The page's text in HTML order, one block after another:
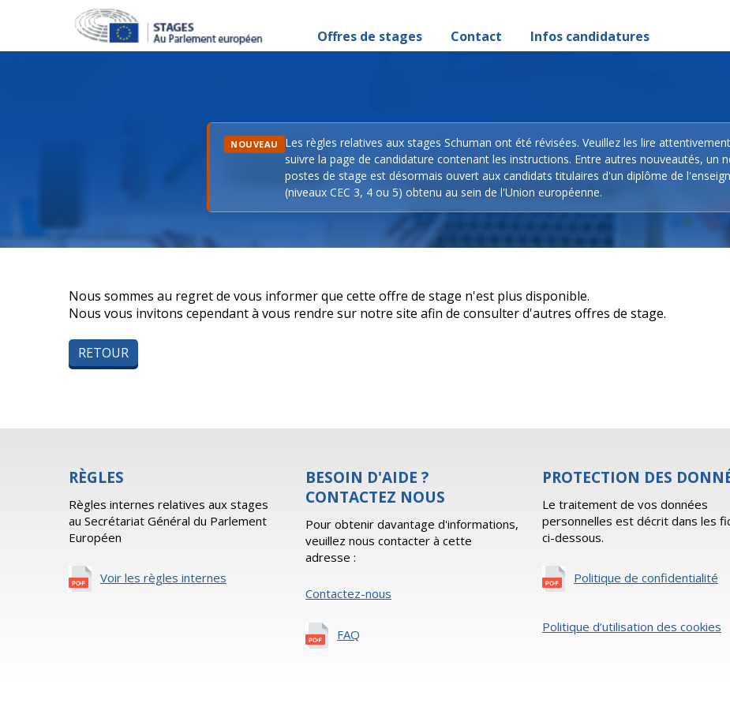
Offres de stages Contact Infos candidatures
NOUVEAU
Les règles relatives aux stages Schuman ont été révisées. Veuillez les lire
suivre la page de candidature contenant les instructions. Entre autres nouveautés, un
postes de stage est désormais ouvert aux candidats titulaires d'un diplôme de
(niveaux CEC 3, 4 ou 5) obtenu au sein de l'Union européenne.
Nous sommes au regret de vous informer que cette offre de stage n'est plus disponible.
Nous vous invitons cependant à vous rendre sur notre site afin de consulter d'autres offres de stage.
RETOUR
RÈGLES
Règles internes relatives aux stages
au Secrétariat Général du Parlement
Européen
Voir les règles internes
BESOIN D'AIDE ?
CONTACTEZ NOUS
Pour obtenir davantage d'informations,
veuillez nous contacter à cette
adresse :
Contactez-nous
FAQ
PROTECTION DES
Le traitement de vos données
personnelles est décrit dans les
ci-dessous.
Politique de confidentialité
Politique d’utilisation des cookies